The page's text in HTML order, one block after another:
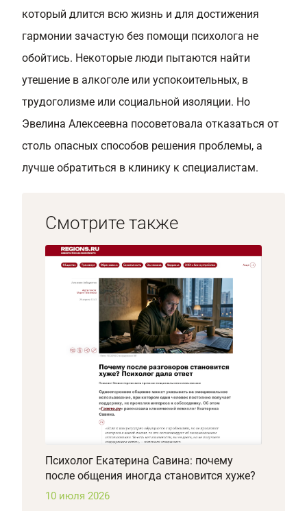
который длится всю жизнь и для достижения
гармонии зачастую без помощи психолога не
обойтись. Некоторые люди пытаются найти
утешение в алкоголе или успокоительных, в
трудоголизме или социальной изоляции. Но
Эвелина Алексеевна посоветовала отказаться от
столь опасных способов решения проблемы, а
лучше обратиться в клинику к специалистам.
Смотрите также
Психолог Екатерина Савина: почему
после общения иногда становится хуже?
10 июля 2026